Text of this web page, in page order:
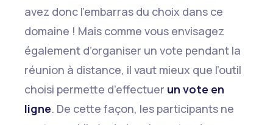
avez donc l’embarras du choix dans ce
domaine ! Mais comme vous envisagez
également d’organiser un vote pendant la
réunion à distance, il vaut mieux que l’outil
choisi permette d’effectuer un vote en
ligne. De cette façon, les participants ne